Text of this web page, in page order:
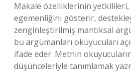
Makale özelliklerinin
egemenliğini gösterir,
zenginleştirilmiş mantıksal
bu argümanları okuyucuları
ifade eder. Metnin
düşünceleriyle tanımlamak